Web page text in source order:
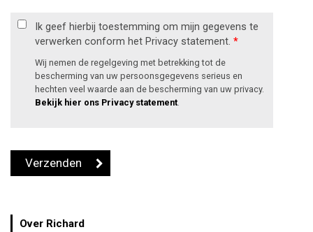
Ik geef hierbij toestemming om mijn gegevens te
verwerken conform het Privacy statement. *
Wij nemen de regelgeving met betrekking tot de
bescherming van uw persoonsgegevens serieus en
hechten veel waarde aan de bescherming van uw privacy.
Bekijk hier ons Privacy statement.
Over Richard